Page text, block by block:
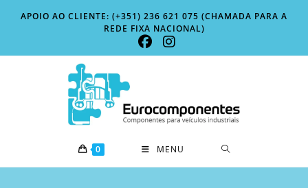
APOIO AO CLIENTE: (+351) 236 621 075 (CHAMADA PARA A
REDE FIXA NACIONAL)
0 MENU